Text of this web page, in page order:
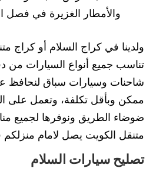
والأمطار الغزيرة في فصل
ولدينا في كراج السلام أو كراج
تناسب جميع أنواع السيارات من
شاحنات وسيارات سباق لنحافظ
ممكن وبأقل تكلفة، وتعمل على
ضوضاء الطريق ونوفرها لجميع
متنقل الكويت يصل لامام
تصليح سيارات السلام